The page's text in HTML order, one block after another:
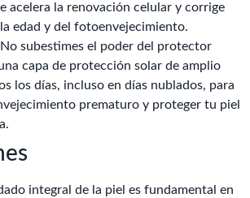
acelera la renovación celular y corrige
la edad y del fotoenvejecimiento.
No subestimes el poder del protector
capa de protección solar de amplio
los días, incluso en días nublados, para
prematuro y proteger tu piel
integral de la piel es fundamental en